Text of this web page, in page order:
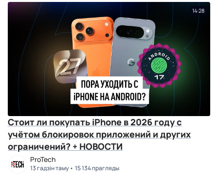
14:28
Стоит ли покупать iPhone в 2026 году с
учётом блокировок приложений и других
ограничений? + НОВОСТИ
ProTech
13 гадзін таму 15 134 прагляды